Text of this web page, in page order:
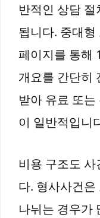
반적인 상담
됩니다. 중대
페이지를 통해
개요를 간단히
받아 유료 또
이 일반적입니
비용 구조도
다. 형사사건
나뉘는 경우가